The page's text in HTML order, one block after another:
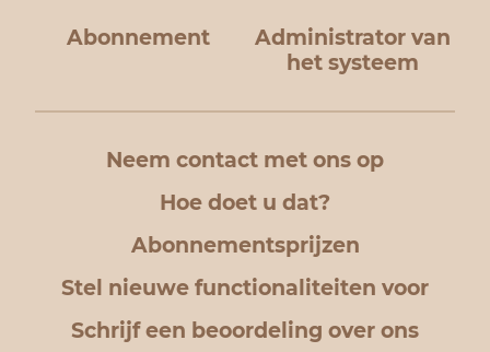
Abonnement
Administrator van
het systeem
Neem contact met ons op
Hoe doet u dat?
Abonnementsprijzen
Stel nieuwe functionaliteiten voor
Schrijf een beoordeling over ons